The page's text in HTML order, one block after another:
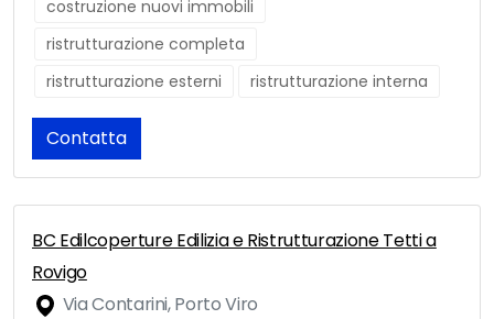
costruzione nuovi immobili
ristrutturazione completa
ristrutturazione esterni
ristrutturazione interna
Contatta
BC Edilcoperture Edilizia e Ristrutturazione Tetti a
Rovigo
Via Contarini, Porto Viro